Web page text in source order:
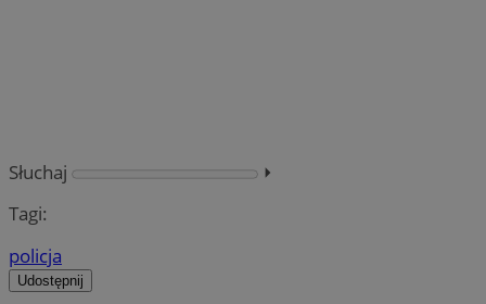
Słuchaj
⏵︎
Tagi:
policja
Udostępnij